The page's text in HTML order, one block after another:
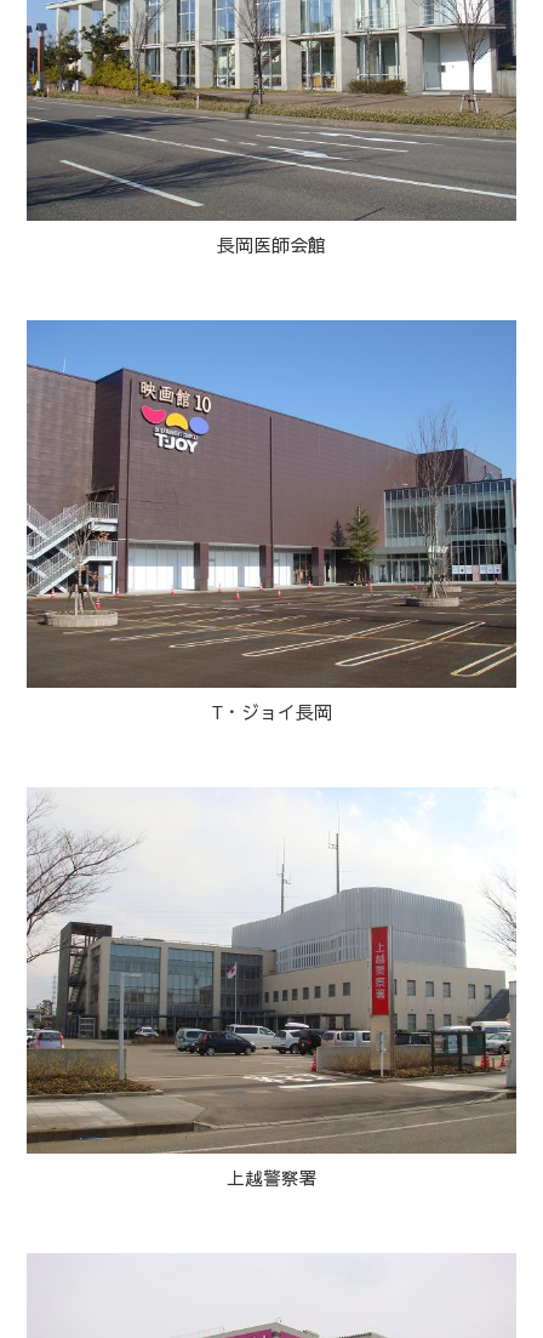
長岡医師会館
T・ジョイ長岡
上越警察署